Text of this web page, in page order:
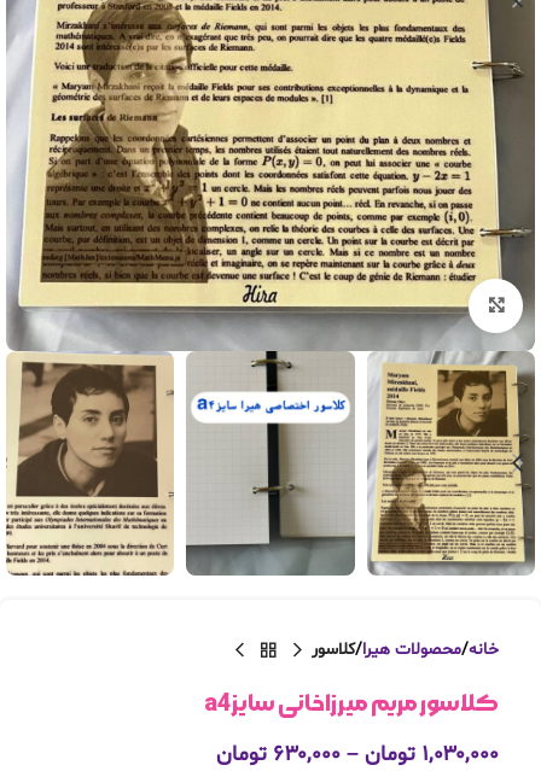
بزرگنمایی تصویر
خانه محصولات هیرا کلاسور
کلاسور مریم میرزاخانی سایزa4
۱,۰۳۰,۰۰۰ تومان – ۶۳۰,۰۰۰ تومان